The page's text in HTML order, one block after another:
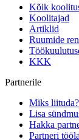
Kõik
Koolitajad
Artiklid
Ruumide
KKK
Partnerile
Miks liituda?
Lisa
Hakka
Partneri